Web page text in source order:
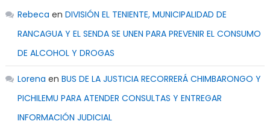
Rebeca en DIVISIÓN EL TENIENTE, MUNICIPALIDAD DE
RANCAGUA Y EL SENDA SE UNEN PARA PREVENIR EL CONSUMO
DE ALCOHOL Y DROGAS
Lorena en BUS DE LA JUSTICIA RECORRERÁ CHIMBARONGO Y
PICHILEMU PARA ATENDER CONSULTAS Y ENTREGAR
INFORMACIÓN JUDICIAL